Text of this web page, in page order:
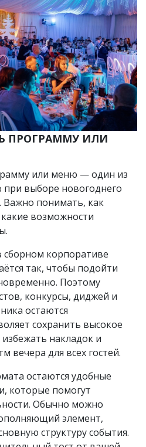
ПРОГРАММУ ИЛИ
или меню — один из
при выборе новогоднего
Важно понимать, как
возможности
сборном корпоративе
так, чтобы подойти
Поэтому
конкурсы, диджей и
остаются
сохранить высокое
накладок и
вечера для всех гостей.
остаются удобные
которые помогут
Обычно можно
элемент,
структуру события.